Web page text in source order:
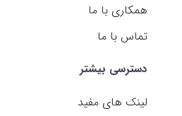
همکاری با ما
تماس با ما
دسترسی بیشتر
لینک های مفید